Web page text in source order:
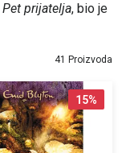
Pet prijatelja, bio je
41 Proizvoda
15%